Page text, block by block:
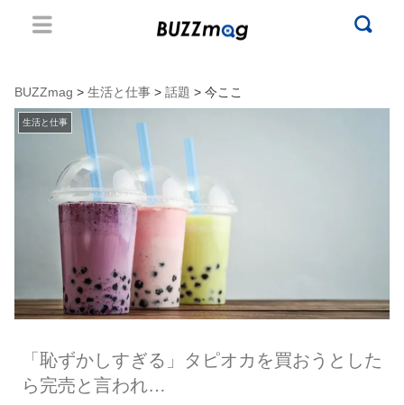
BUZZmag > 生活と仕事 > 話題 > 今ここ
生活と仕事
「恥ずかしすぎる」タピオカを買おうとした
ら完売と言われ…